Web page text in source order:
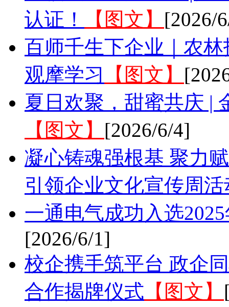
认证！
【图文】 [2026/
百师千生下企业｜农
观摩学习
【图文】
夏日欢聚，甜蜜共庆 |
【图文】 [2026/6/4]
凝心铸魂强根基 聚力
引领企业文化宣传周活
一通电气成功入选
[2026/6/1]
校企携手筑平台 政企
合作揭牌仪式 【图文】